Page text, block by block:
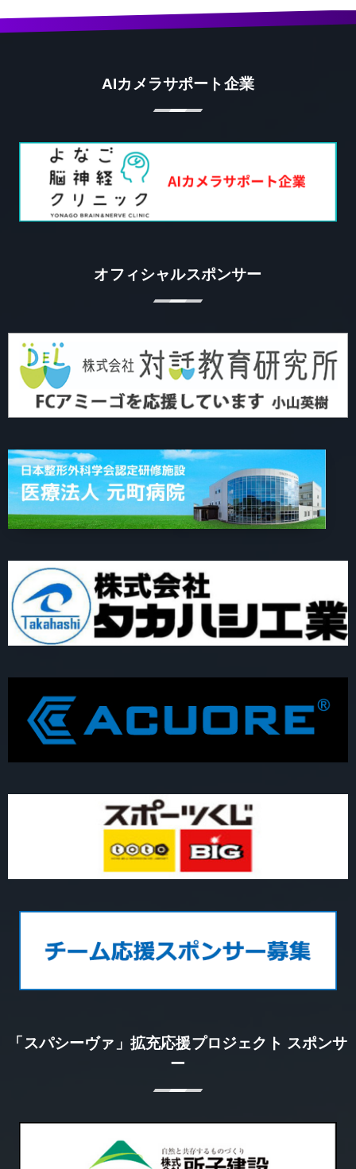
AIカメラサポート企業
オフィシャルスポンサー
「スパシーヴァ」拡充応援プロジェクト スポンサ
ー